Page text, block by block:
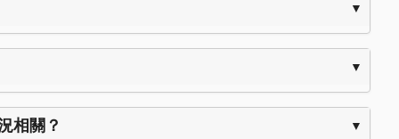
相關？